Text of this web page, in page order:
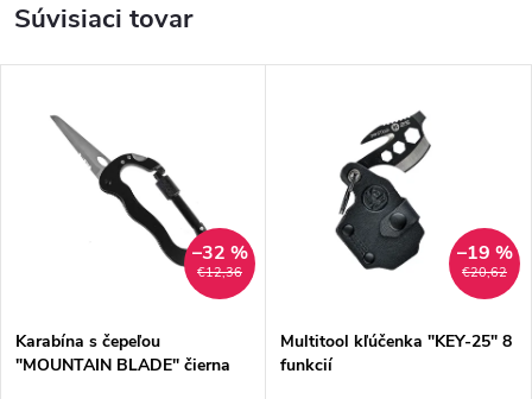
Súvisiaci tovar
€12,36
–32 %
Karabína s čepeľou
"MOUNTAIN BLADE" čierna
€20,62
–19 %
Multitool kľúčenka "KEY-25" 8
funkcií